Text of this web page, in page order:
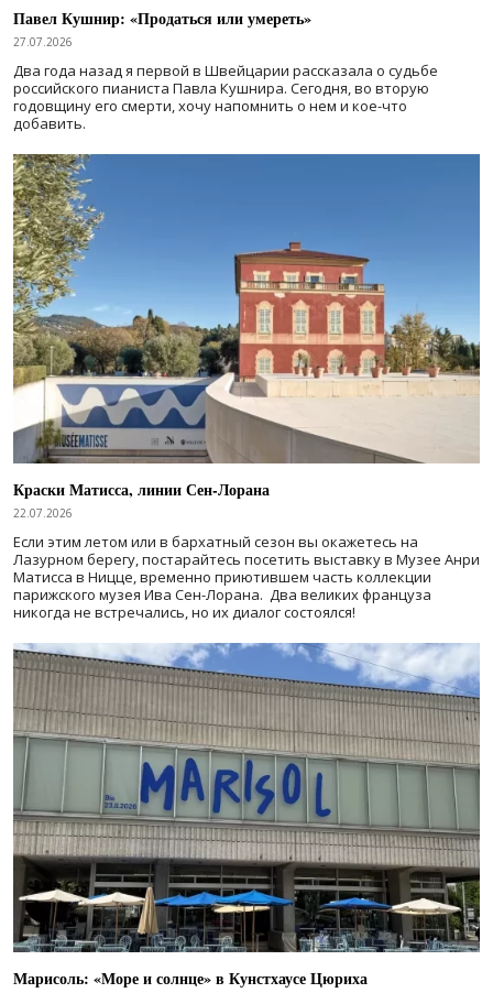
Павел Кушнир: «Продаться или умереть»
27.07.2026
Два года назад я первой в Швейцарии рассказала о судьбе
российского пианиста Павла Кушнира. Сегодня, во вторую
годовщину его смерти, хочу напомнить о нем и кое-что
добавить.
Краски Матисса, линии Сен-Лорана
22.07.2026
Если этим летом или в бархатный сезон вы окажетесь на
Лазурном берегу, постарайтесь посетить выставку в Музее Анри
Матисса в Ницце, временно приютившем часть коллекции
парижского музея Ива Сен-Лорана. Два великих француза
никогда не встречались, но их диалог состоялся!
Марисоль: «Море и солнце» в Кунстхаусе Цюриха